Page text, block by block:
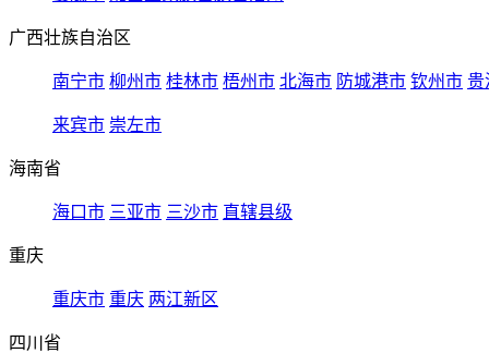
广西壮族自治区
南宁市 柳州市 桂林市 梧州市 北海市 防城港市 钦州市 贵
来宾市 崇左市
海南省
海口市 三亚市 三沙市 直辖县级
重庆
重庆市 重庆 两江新区
四川省